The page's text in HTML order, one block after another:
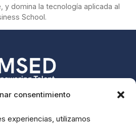
consentimiento
experiencias, utilizamos
y domina la tecnología aplicada al
School.
con formación de calidad